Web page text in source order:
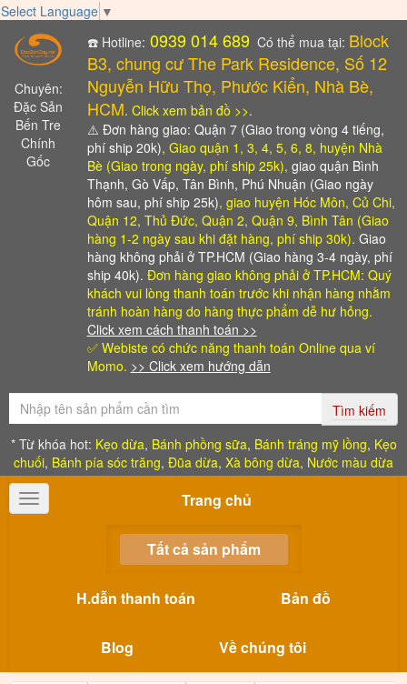
Select Language ▼
Chuyên:
Đặc Sản
Bến Tre
Chính
Gốc
☎️ Hotline: 0939 014 689 Có thể mua tại: Block
B3, chung cư The Park Residence, Số 12
Nguyễn Hữu Thọ, Phước Kiển, Nhà Bè,
HCM. Click xem bản đồ >>.
⚠️ Đơn hàng giao: Quận 7 (Giao trong vòng 4 tiếng,
phí ship 20k), Giao quận 1, 3, 4, 5, 6, 8, huyện Nhà
Bè (Giao trong ngày, phí ship 25k), giao quận Bình
Thạnh, Gò Vấp, Tân Bình, Phú Nhuận (Giao ngày
hôm sau, phí ship 25k), giao huyện Hóc Môn, Củ Chi,
Quận 12, Thủ Đức, Quận 2, Quận 9, Bình Tân (Giao
hàng 1-2 ngày sau khi đặt hàng, phí ship 30k). Giao
hàng không phải ở TP.HCM (Giao hàng 3-4 ngày, phí
ship 40k). Đơn hàng giao không phải ở TP.HCM: Quý
khách vui lòng thanh toán trước khi nhận hàng nhằm
tránh hoàn hàng do hàng thực phẩm dễ hư hỏng.
Click xem cách thanh toán >>
✅ Webiste có chức năng thanh toán Online qua ví
Momo. >> Click xem hướng dẫn
Tìm kiếm
* Từ khóa hot: Kẹo dừa, Bánh phồng sữa, Bánh tráng mỹ lồng, Kẹo
chuối, Bánh pía sóc trăng, Đũa dừa, Xà bông dừa, Nước màu dừa
Toggle
navigation
Trang chủ
Tất cả sản phẩm
H.dẫn thanh toán Bản đồ
Blog Về chúng tôi